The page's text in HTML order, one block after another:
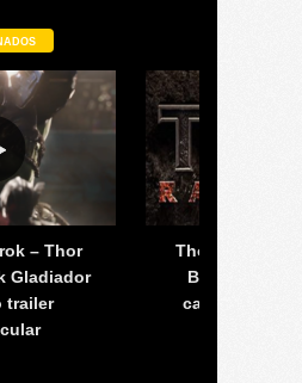
– Thor
Gladiador
trailer
Thor:
Blanchett
capoeira para